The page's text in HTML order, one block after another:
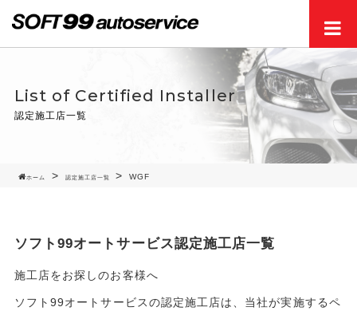
List of Certified Installer
認定施工店一覧
ホーム 認定施工店一覧 WGF
ソフト99オートサービス認定施工店一覧
施工店をお探しのお客様へ
ソフト99オートサービスの認定施工店は、当社が実施するペ